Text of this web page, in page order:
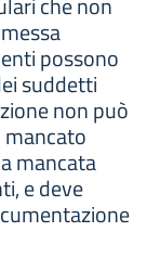
possono
suddetti
non può
mancato
mancata
e deve